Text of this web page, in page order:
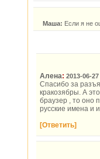
Маша: Если я не
Алена: 2013-06-
Спасибо за
кракозябры. А
браузер , то оно
русские имена и
[Ответить]